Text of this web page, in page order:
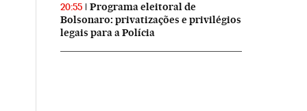
20:55
Programa eleitoral de
Bolsonaro: privatizações e privilégios
legais para a Polícia